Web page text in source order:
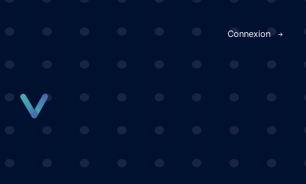
Connexion